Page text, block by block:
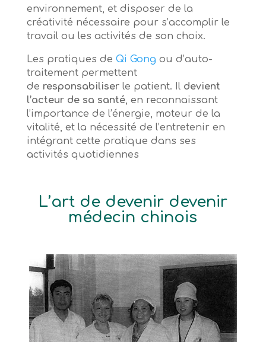
environnement, et disposer de la
créativité nécessaire pour s’accomplir le
travail ou les activités de son choix.
Les pratiques de Qi Gong ou d’auto-
traitement permettent
de responsabiliser le patient. Il devient
l’acteur de sa santé, en reconnaissant
l’importance de l’énergie, moteur de la
vitalité, et la nécessité de l’entretenir en
intégrant cette pratique dans ses
activités quotidiennes
L’art de devenir devenir
médecin chinois